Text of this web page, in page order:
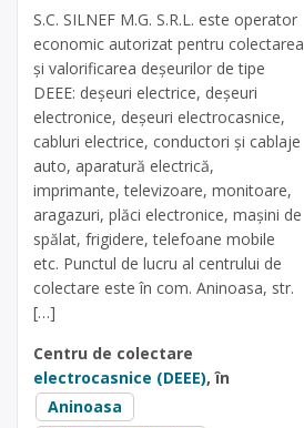
S.C. SILNEF M.G. S.R.L. este operator
economic autorizat pentru colectarea
și valorificarea deșeurilor de tipe
DEEE: deșeuri electrice, deșeuri
electronice, deșeuri electrocasnice,
cabluri electrice, conductori și cablaje
auto, aparatură electrică,
imprimante, televizoare, monitoare,
aragazuri, plăci electronice, mașini de
spălat, frigidere, telefoane mobile
etc. Punctul de lucru al centrului de
colectare este în com. Aninoasa, str.
[…]
Centru de colectare
electrocasnice (DEEE), în
Aninoasa